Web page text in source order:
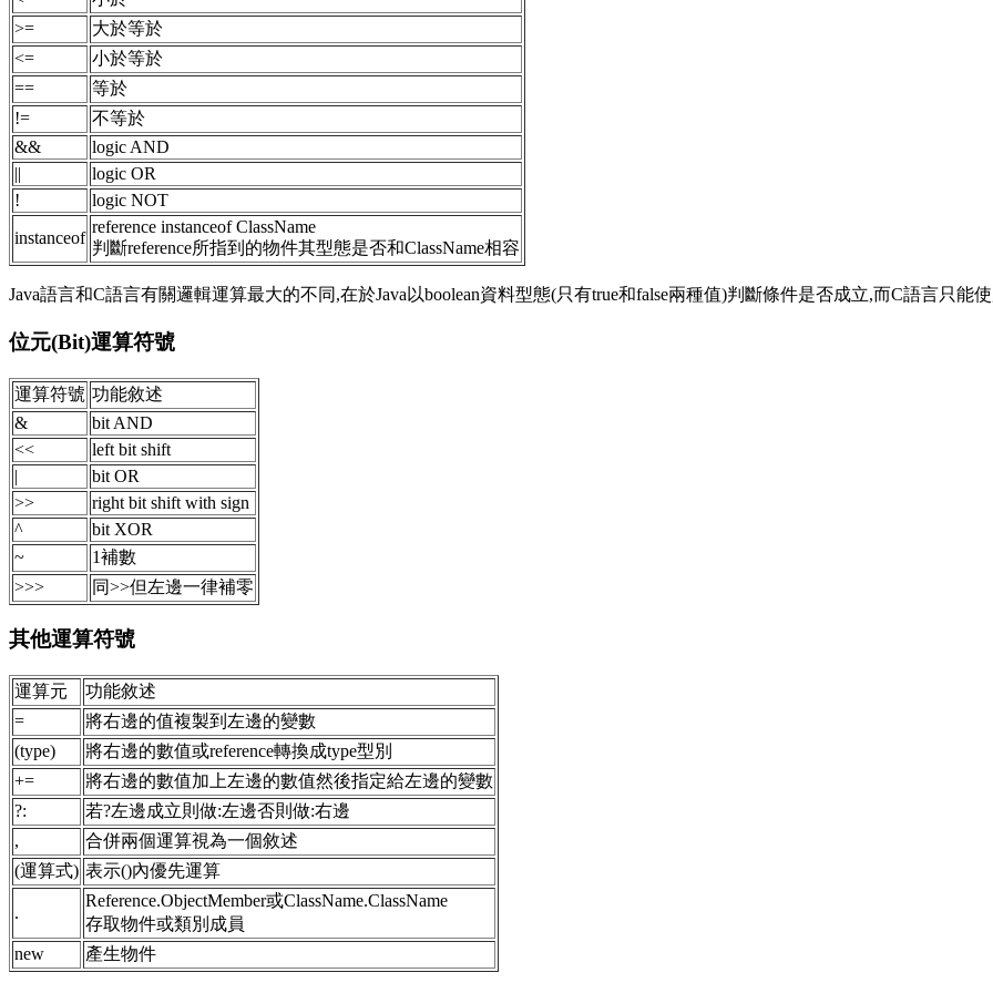
>=
大於等於
<=
小於等於
==
等於
!=
不等於
&&
logic AND
||
logic OR
!
logic NOT
instanceof
reference instanceof ClassName
判斷reference所指到的物件其型態是否和ClassName相容
Java語言和C語言有關邏輯運算最大的不同,在於Java以boolean資料型態(只有true和false兩種值)判斷條件是否成立,而C語言只能使
位元(Bit)運算符號
運算符號 功能敘述
&
bit AND
<<
left bit shift
|
bit OR
>>
right bit shift with sign
^
bit XOR
~
1補數
>>>
同>>但左邊一律補零
其他運算符號
運算元
功能敘述
=
將右邊的值複製到左邊的變數
(type)
將右邊的數值或reference轉換成type型別
+=
將右邊的數值加上左邊的數值然後指定給左邊的變數
?:
若?左邊成立則做:左邊否則做:右邊
,
合併兩個運算視為一個敘述
(運算式) 表示()內優先運算
.
Reference.ObjectMember或ClassName.ClassName
存取物件或類別成員
new
產生物件